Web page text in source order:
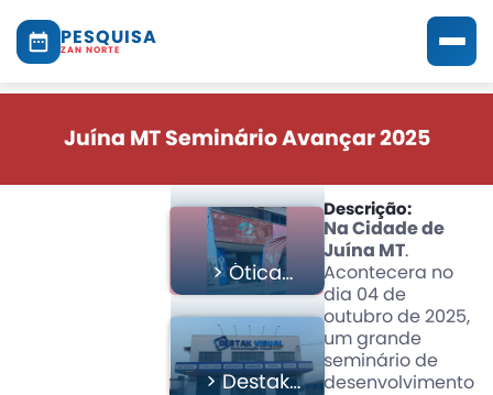
PESQUISA
ZAN NORTE
Juína MT Seminário Avançar 2025
> Ótica
Center
> Destak
Descrição:
Na Cidade de
Juína MT.
Acontecera no
dia 04 de
outubro de 2025,
um grande
seminário de
desenvolvimento